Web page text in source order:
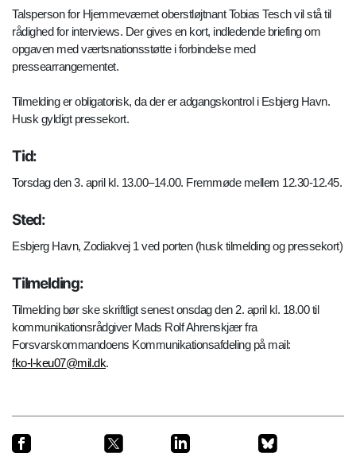
Talsperson for Hjemmeværnet oberstløjtnant Tobias Tesch vil stå til
rådighed for interviews. Der gives en kort, indledende briefing om
opgaven med værtsnationsstøtte i forbindelse med
pressearrangementet.
Tilmelding er obligatorisk, da der er adgangskontrol i Esbjerg Havn.
Husk gyldigt pressekort.
Tid:
Torsdag den 3. april kl. 13.00–14.00. Fremmøde mellem 12.30-12.45.
Sted:
Esbjerg Havn, Zodiakvej 1 ved porten (husk tilmelding og pressekort)
Tilmelding:
Tilmelding bør ske skriftligt senest onsdag den 2. april kl. 18.00 til
kommunikationsrådgiver Mads Rolf Ahrenskjær fra
Forsvarskommandoens Kommunikationsafdeling på mail:
fko-l-keu07@mil.dk.